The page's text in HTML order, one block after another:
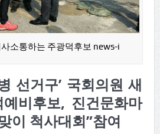
소통하는 주광덕후보 news-i
선거구’ 국회의원 새
비후보, 진건문화마
이 척사대회”참여